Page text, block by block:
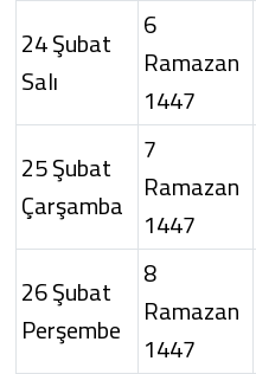
24 Şubat
Salı
6
Ramazan
1447
25 Şubat
Çarşamba
7
Ramazan
1447
26 Şubat
Perşembe
8
Ramazan
1447